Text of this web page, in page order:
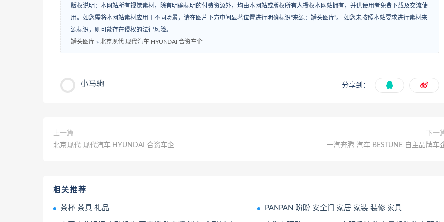
版权说明：本网站所有视觉素材，除有明确标明的付费资源外，均由本网站或版权所有人授权本网站拥有，并供使用者免费下载及交流使
用。如您需将本网站素材应用于不同场景，请在图片下方中间显著位置进行明确标识“来源：罐头图库”。 如您未按照本站要求进行素材来
源标识，则可能存在侵权的法律风险。
罐头图库 » 北京现代 现代汽车 HYUNDAI 合资车企
小马驹 分享到：
上一篇
北京现代 现代汽车 HYUNDAI 合资车企
下一
一汽奔腾 汽车 BESTUNE 自主品牌车
相关推荐
茶杯 茶具 礼品 PANPAN 盼盼 安全门 家居 家装 装修 家具